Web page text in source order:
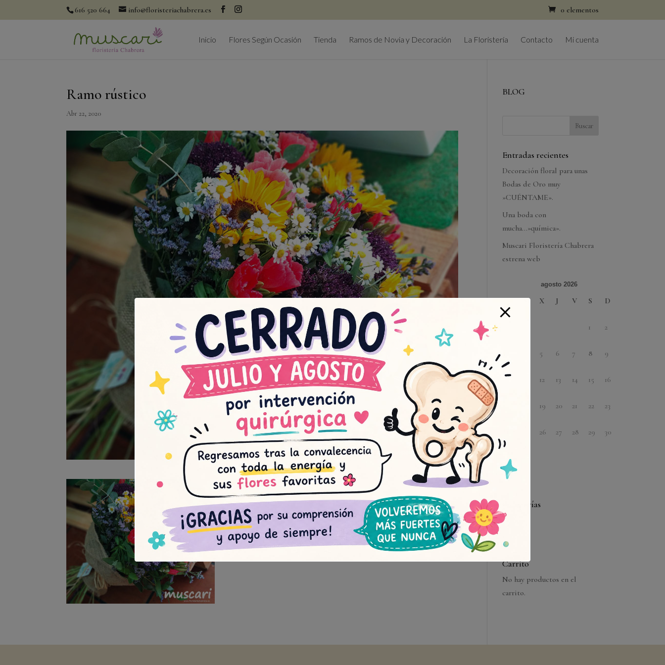
616 520 664 info@floristeriachabrera.es 0 elementos
Inicio Flores Según Ocasión Tienda Ramos de Novia y Decoración La Floristería Contacto Mi cuenta
Ramo rústico
Abr 22, 2020
BLOG
Entradas recientes
Decoración floral para unas
Bodas de Oro muy
»CUÉNTAME».
Una boda con
mucha…»química».
Muscari Floristería Chabrera
estrena web
agosto 2026
L M X J V S D
1 2
5 6 7 8 9
10 12 13 14 15 16
19 20 21 22 23
26 27 28 29 30
31
« Jun
Categorías
Bodas
Carrito
No hay productos en el
carrito.